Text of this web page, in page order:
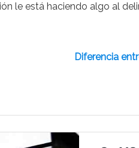
le está haciendo algo al
Diferencia